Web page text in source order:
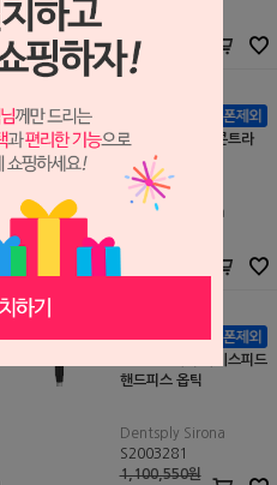
1,170,000 원
T1 Line 엔도용 콘트라
앵글 핸드피스
Dentsply Sirona
1,176,450원
1,170,000원
T2 Line 미니 하이스피드
핸드피스 옵틱
Dentsply Sirona
S2003281
1,100,550원